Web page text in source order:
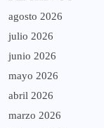
agosto 2026
julio 2026
junio 2026
mayo 2026
abril 2026
marzo 2026